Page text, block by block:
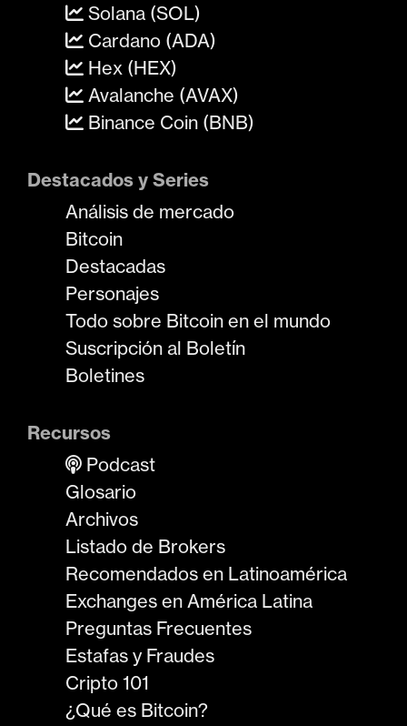
Solana (SOL)
Cardano (ADA)
Hex (HEX)
Avalanche (AVAX)
Binance Coin (BNB)
Destacados y Series
Análisis de mercado
Bitcoin
Destacadas
Personajes
Todo sobre Bitcoin en el mundo
Suscripción al Boletín
Boletines
Recursos
Podcast
Glosario
Archivos
Listado de Brokers
Recomendados en Latinoamérica
Exchanges en América Latina
Preguntas Frecuentes
Estafas y Fraudes
Cripto 101
¿Qué es Bitcoin?